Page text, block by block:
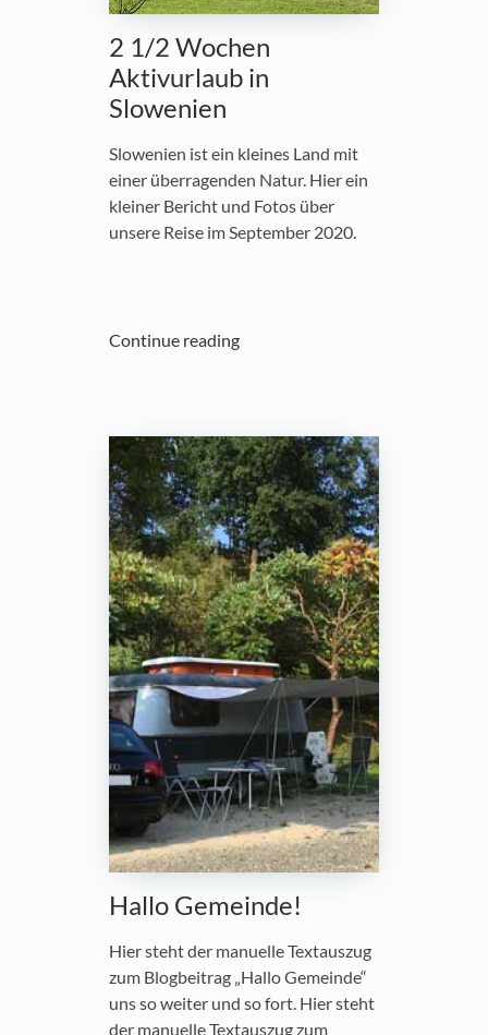
2 1/2 Wochen
Aktivurlaub in
Slowenien
Slowenien ist ein kleines Land mit
einer überragenden Natur. Hier ein
kleiner Bericht und Fotos über
unsere Reise im September 2020.
Continue reading
Hallo Gemeinde!
Hier steht der manuelle Textauszug
zum Blogbeitrag „Hallo Gemeinde“
uns so weiter und so fort. Hier steht
der manuelle Textauszug zum